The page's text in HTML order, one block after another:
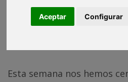
Aceptar Configurar
QUIERO
Esta semana nos hemos